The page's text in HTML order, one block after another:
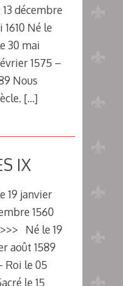
décembre
Né le
30 mai
1575 –
Nous
[…]
IX
19 janvier
1560
Né le 19
août 1589
Roi le 05
le 15